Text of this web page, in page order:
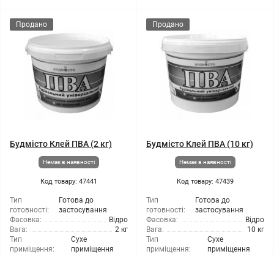
Продано
Будмісто Клей ПВА (2 кг)
Немає в наявності
Код товару: 47441
Тип
готовності:
Готова до
застосування
Фасовка:
Відро
Вага:
2 кг
Тип
приміщення:
Сухе
приміщення
Продано
Будмісто Клей ПВА (10 кг)
Немає в наявності
Код товару: 47439
Тип
готовності:
Готова до
застосування
Фасовка:
Відро
Вага:
10 кг
Тип
приміщення:
Сухе
приміщення